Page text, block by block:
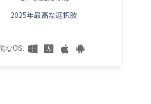
の位置情報に関する設定方法
ンリー)の位置情報がおかしい！現
(Zenly)で位置情報を偽装する裏ワ
2025年最高な選択肢
なOS: